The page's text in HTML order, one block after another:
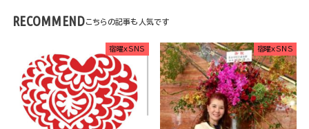
RECOMMEND
宿曜xSNS 宿曜xSNS